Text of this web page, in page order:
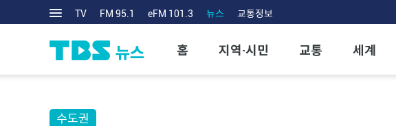
TV FM 95.1 eFM 101.3 뉴스 교통정보
홈 지역·시민 교통 세계
수도권